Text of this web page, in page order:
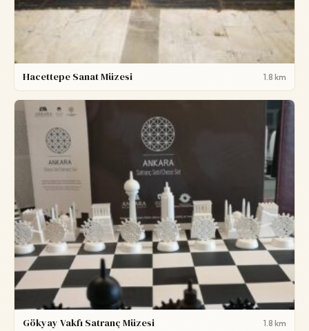
Hacettepe Sanat Müzesi 1.8 km
Gökyay Vakfı Satranç Müzesi 1.8 km